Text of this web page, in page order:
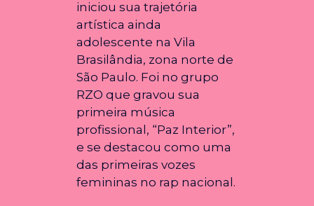
iniciou sua trajetória
artística ainda
adolescente na Vila
Brasilândia, zona norte de
São Paulo. Foi no grupo
RZO que gravou sua
primeira música
profissional, “Paz Interior”,
e se destacou como uma
das primeiras vozes
femininas no rap nacional.